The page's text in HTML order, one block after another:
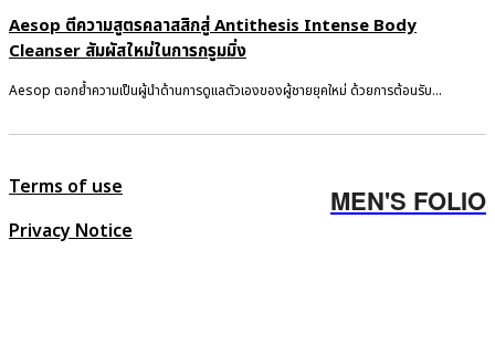
Aesop ตีความสูตรคลาสสิกสู่ Antithesis Intense Body
Cleanser สัมผัสใหม่ในการกรูมมิ่ง
Aesop ตอกย้ำความเป็นผู้นำด้านการดูแลตัวเองของผู้ชายยุคใหม่ ด้วยการต้อนรับ...
Terms of use
Privacy Notice
MEN'S FOLIO